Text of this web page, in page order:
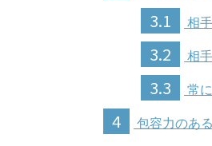
3.1 相
3.2 相
3.3 常
4 包容力のあ